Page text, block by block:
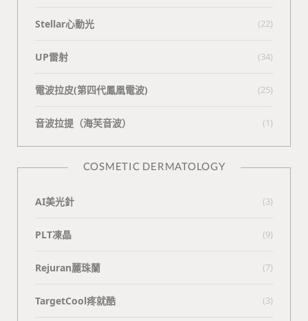
Stellar心動光 (22)
UP雷射 (34)
電波拉皮(第四代鳳凰電波) (25)
⾳波拉提（海芙⾳波） (1)
COSMETIC DERMATOLOGY
AI美光針 (3)
PLT凍晶 (9)
Rejuran麗珠蘭 (7)
TargetCool疼就酷 (3)